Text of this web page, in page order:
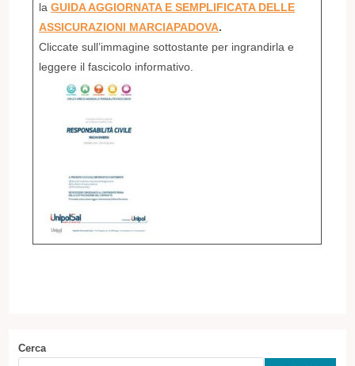
laGUIDA AGGIORNATA E SEMPLIFICATA DELLE
ASSICURAZIONI MARCIAPADOVA.
Cliccate sull’immagine sottostante per ingrandirla e
leggere il fascicolo informativo.
Cerca